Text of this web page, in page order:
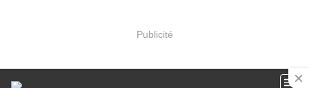
Publicité